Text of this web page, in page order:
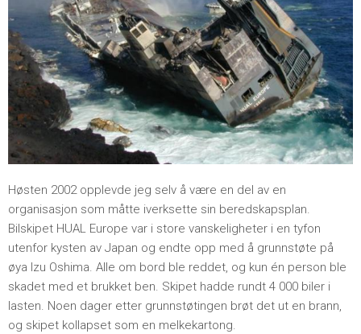
Høsten 2002 opplevde jeg selv å være en del av en
organisasjon som måtte iverksette sin beredskapsplan.
Bilskipet HUAL Europe var i store vanskeligheter i en tyfon
utenfor kysten av Japan og endte opp med å grunnstøte på
øya Izu Oshima. Alle om bord ble reddet, og kun én person ble
skadet med et brukket ben. Skipet hadde rundt 4 000 biler i
lasten. Noen dager etter grunnstøtingen brøt det ut en brann,
og skipet kollapset som en melkekartong.